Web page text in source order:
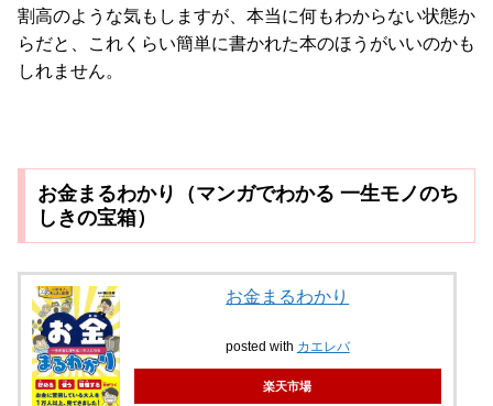
割高のような気もしますが、本当に何もわからない状態か
らだと、これくらい簡単に書かれた本のほうがいいのかも
しれません。
お金まるわかり（マンガでわかる 一生モノのち
しきの宝箱）
お金まるわかり
posted with カエレバ
楽天市場